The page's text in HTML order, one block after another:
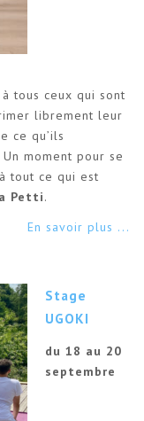
tous ceux qui sont
librement leur
ce qu’ils
moment pour se
tout ce qui est
Petti.
En savoir plus ...
Stage
UGOKI
du 18 au 20
septembre